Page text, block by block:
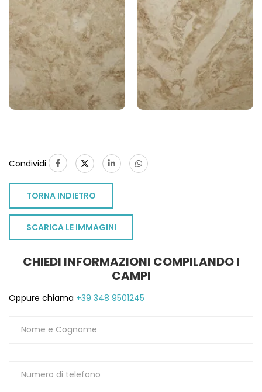
Condividi
TORNA INDIETRO
SCARICA LE IMMAGINI
CHIEDI INFORMAZIONI COMPILANDO I
CAMPI
Oppure chiama +39 348 9501245